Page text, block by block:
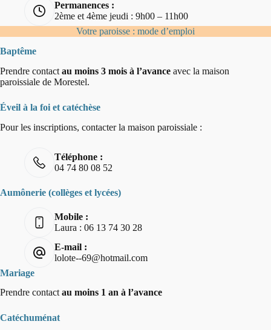
Permanences :
2ème et 4ème jeudi : 9h00 – 11h00
Votre paroisse : mode d’emploi
Baptême
Prendre contact au moins 3 mois à l’avance avec la maison
paroissiale de Morestel.
Éveil à la foi et catéchèse
Pour les inscriptions, contacter la maison paroissiale :
Téléphone :
04 74 80 08 52
Aumônerie (collèges et lycées)
Mobile :
Laura : 06 13 74 30 28
E-mail :
lolote--69@hotmail.com
Mariage
Prendre contact au moins 1 an à l’avance
Catéchuménat